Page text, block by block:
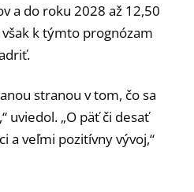
a do roku 2028 až 12,50
k týmto prognózam
stranou v tom, čo sa
uviedol. „O päť či desať
a veľmi pozitívny vývoj,“